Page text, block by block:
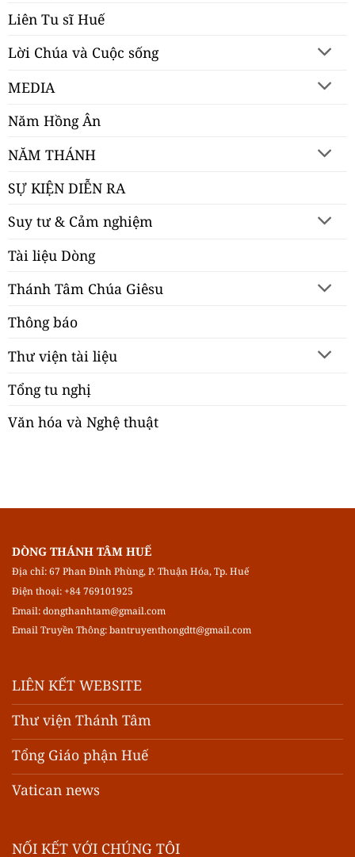
Liên Tu sĩ Huế
Lời Chúa và Cuộc sống
MEDIA
Năm Hồng Ân
NĂM THÁNH
SỰ KIỆN DIỄN RA
Suy tư & Cảm nghiệm
Tài liệu Dòng
Thánh Tâm Chúa Giêsu
Thông báo
Thư viện tài liệu
Tổng tu nghị
Văn hóa và Nghệ thuật
DÒNG THÁNH TÂM HUẾ
Địa chỉ: 67 Phan Đình Phùng, P. Thuận Hóa, Tp. Huế
Điện thoại: +84 769101925
Email:dongthanhtam@gmail.com
Email Truyền Thông:bantruyenthongdtt@gmail.com
LIÊN KẾT WEBSITE
Thư viện Thánh Tâm
Tổng Giáo phận Huế
Vatican news
NỐI KẾT VỚI CHÚNG TÔI